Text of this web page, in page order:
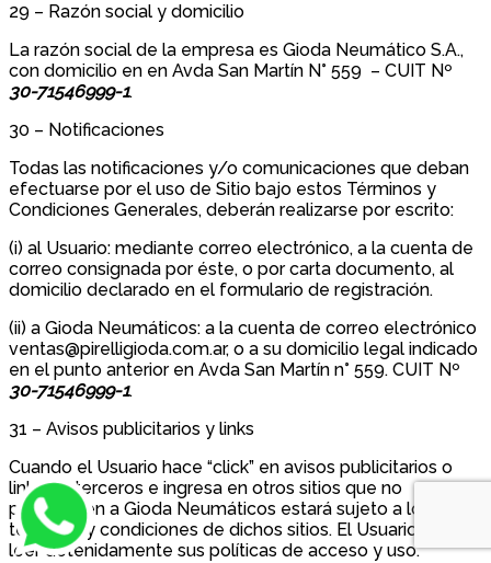
29 – Razón social y domicilio
La razón social de la empresa es Gioda Neumático S.A.,
con domicilio en en Avda San Martín N° 559 – CUIT Nº
30-71546999-1.
30 – Notificaciones
Todas las notificaciones y/o comunicaciones que deban
efectuarse por el uso de Sitio bajo estos Términos y
Condiciones Generales, deberán realizarse por escrito:
(i) al Usuario: mediante correo electrónico, a la cuenta de
correo consignada por éste, o por carta documento, al
domicilio declarado en el formulario de registración.
(ii) a Gioda Neumáticos: a la cuenta de correo electrónico
ventas@pirelligioda.com.ar, o a su domicilio legal indicado
en el punto anterior en Avda San Martín n° 559. CUIT Nº
30-71546999-1.
31 – Avisos publicitarios y links
Cuando el Usuario hace “click” en avisos publicitarios o
links de terceros e ingresa en otros sitios que no
pertenecen a Gioda Neumáticos estará sujeto a los
términos y condiciones de dichos sitios. El Usuario deberá
leer detenidamente sus políticas de acceso y uso.